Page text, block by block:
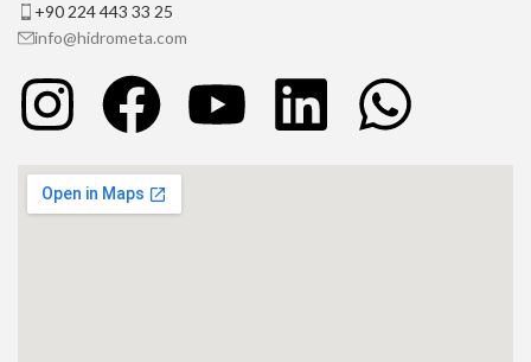
+90 224 443 33 25
info@hidrometa.com